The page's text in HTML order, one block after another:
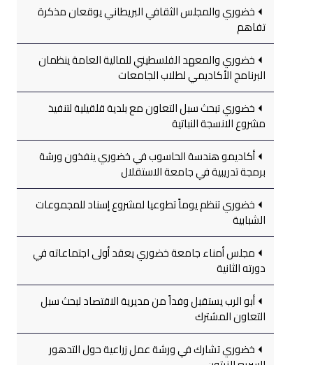
خضوري والمجلس الثقافي البريطاني يوقعان مذكرة
تفاهم
خضوري والمعهد الفلسطيني للمالية العامة ينظمان
البرنامج الأكاديمي لطلاب الجامعات
خضوري تبحث سبل التعاون مع بلدية قلقيلية لتنفيذ
مشروع الانسجة النباتية
أكاديمو هندسة الحاسوب في خضوري ينفذون ورشة
برمجة تدريبية في جامعة الاستقلال
خضوري تنظم يوماً تطوعيا لمشروع إسناد للمجموعات
الشبابية
مجلس أمناء جامعة خضوري يعقد أولى اجتماعاته في
دورته الثانية
أبو الرب يستقبل وفداً من مديرية الاقتصاد لبحث سبل
التعاون المشترك
خضوري تشارك في ورشة عمل زراعية حول التدهور